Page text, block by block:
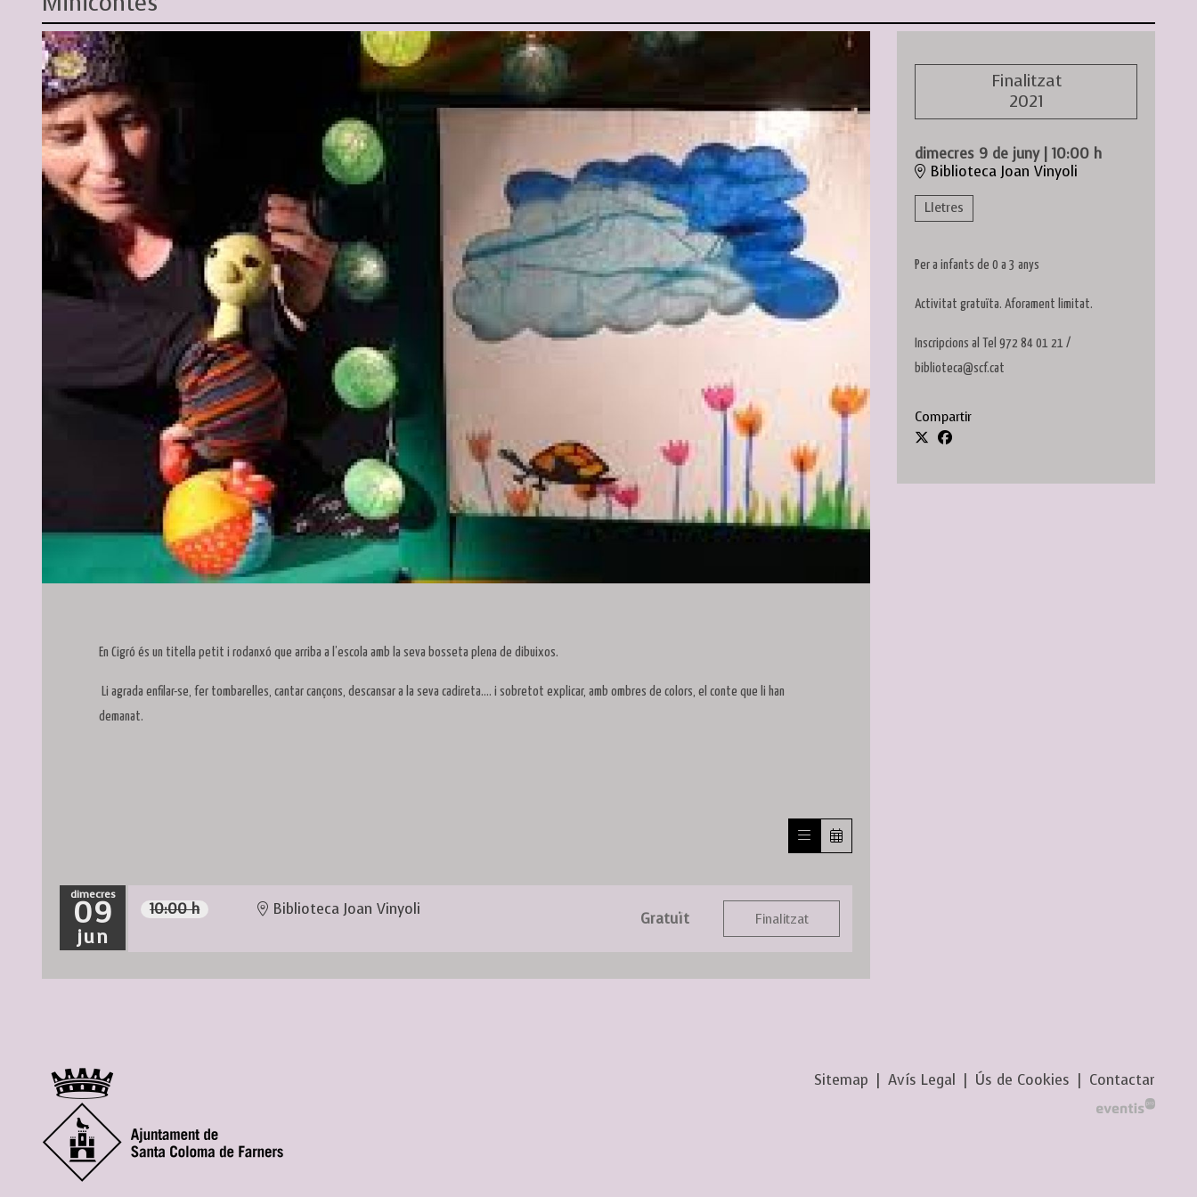
Finalitzat
2021
dimecres 9 de juny| 10:00 h
Biblioteca Joan Vinyoli
Lletres
Per a infants de 0 a 3 anys
Activitat gratuïta. Aforament limitat.
Inscripcions al Tel 972 84 01 21 /
biblioteca@scf.cat
Compartir
En Cigró és un titella petit i rodanxó que arriba a l’escola amb la seva bosseta plena de dibuixos.
Li agrada enfilar-se, fer tombarelles, cantar cançons, descansar a la seva cadireta…. i sobretot explicar, amb ombres de colors, el conte que li han
demanat.
dimecres
09
jun
10:00 h Biblioteca Joan Vinyoli
Gratuït Finalitzat
Sitemap Avís Legal Ús de Cookies Contactar